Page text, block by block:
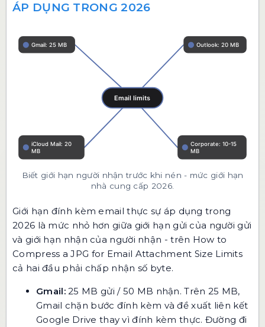
ÁP DỤNG TRONG 2026
Biết giới hạn người nhận trước khi nén - mức giới hạn
nhà cung cấp 2026.
Giới hạn đính kèm email thực sự áp dụng trong
2026 là mức nhỏ hơn giữa giới hạn gửi của người gửi
và giới hạn nhận của người nhận - trên How to
Compress a JPG for Email Attachment Size Limits
cả hai đầu phải chấp nhận số byte.
Gmail:25 MB gửi / 50 MB nhận. Trên 25 MB,
Gmail chặn bước đính kèm và đề xuất liên kết
Google Drive thay vì đính kèm thực. Đường đi